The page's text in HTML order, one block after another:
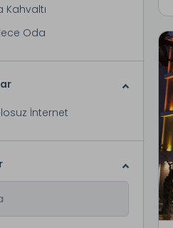
Kahvaltı
Oda
İnternet